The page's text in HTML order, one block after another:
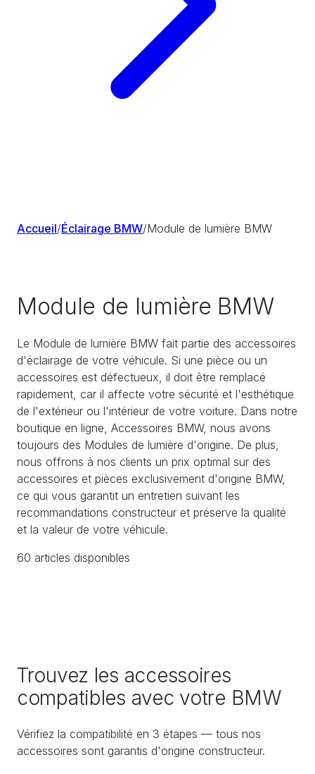
Accueil/Éclairage BMW/Module de lumière BMW
Module de lumière BMW
Le Module de lumière BMW fait partie des accessoires
d'éclairage de votre véhicule. Si une pièce ou un
accessoires est défectueux, il doit être remplacé
rapidement, car il affecte votre sécurité et l'esthétique
de l'extérieur ou l'intérieur de votre voiture. Dans notre
boutique en ligne, Accessoires BMW, nous avons
toujours des Modules de lumière d'origine. De plus,
nous offrons à nos clients un prix optimal sur des
accessoires et pièces exclusivement d'origine BMW,
ce qui vous garantit un entretien suivant les
recommandations constructeur et préserve la qualité
et la valeur de votre véhicule.
60 articles disponibles
Trouvez les accessoires
compatibles avec votre BMW
Vérifiez la compatibilité en 3 étapes — tous nos
accessoires sont garantis d'origine constructeur.